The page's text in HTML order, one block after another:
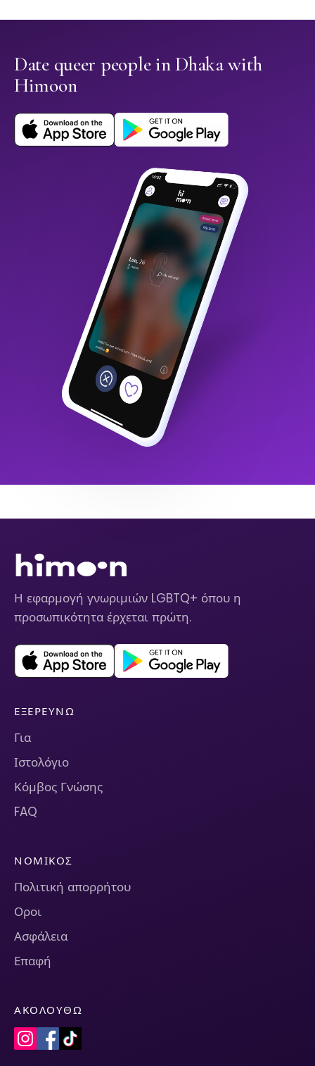
Date queer people in Dhaka with
Himoon
Η εφαρμογή γνωριμιών LGBTQ+ όπου η
προσωπικότητα έρχεται πρώτη.
ΕΞΕΡΕΥΝΏ
Για
Ιστολόγιο
Κόμβος Γνώσης
FAQ
ΝΟΜΙΚΌΣ
Πολιτική απορρήτου
Οροι
Ασφάλεια
Επαφή
ΑΚΟΛΟΥΘΏ